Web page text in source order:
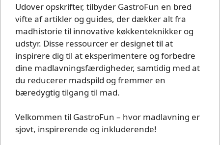
Udover opskrifter, tilbyder GastroFun en bred
vifte af artikler og guides, der dækker alt fra
madhistorie til innovative køkkenteknikker og
udstyr. Disse ressourcer er designet til at
inspirere dig til at eksperimentere og forbedre
dine madlavningsfærdigheder, samtidig med at
du reducerer madspild og fremmer en
bæredygtig tilgang til mad.
Velkommen til GastroFun – hvor madlavning er
sjovt, inspirerende og inkluderende!